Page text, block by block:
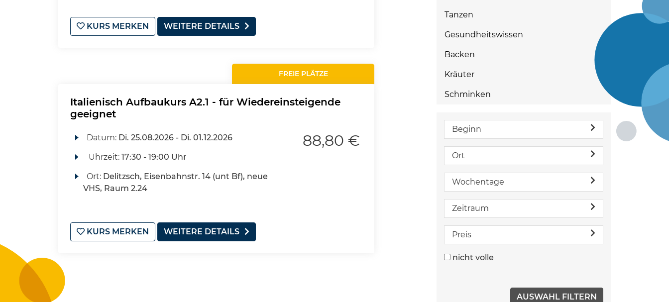
KURS MERKEN WEITERE DETAILS
FREIE PLÄTZE
Italienisch Aufbaukurs A2.1 - für Wiedereinsteigende
geeignet
Datum: Di. 25.08.2026 - Di. 01.12.2026
Uhrzeit: 17:30 - 19:00 Uhr
Ort: Delitzsch, Eisenbahnstr. 14 (unt Bf), neue
VHS, Raum 2.24
88,80 €
KURS MERKEN WEITERE DETAILS
Tanzen
Gesundheitswissen
Backen
Kräuter
Schminken
Beginn
Ort
Wochentage
Zeitraum
Preis
nicht volle